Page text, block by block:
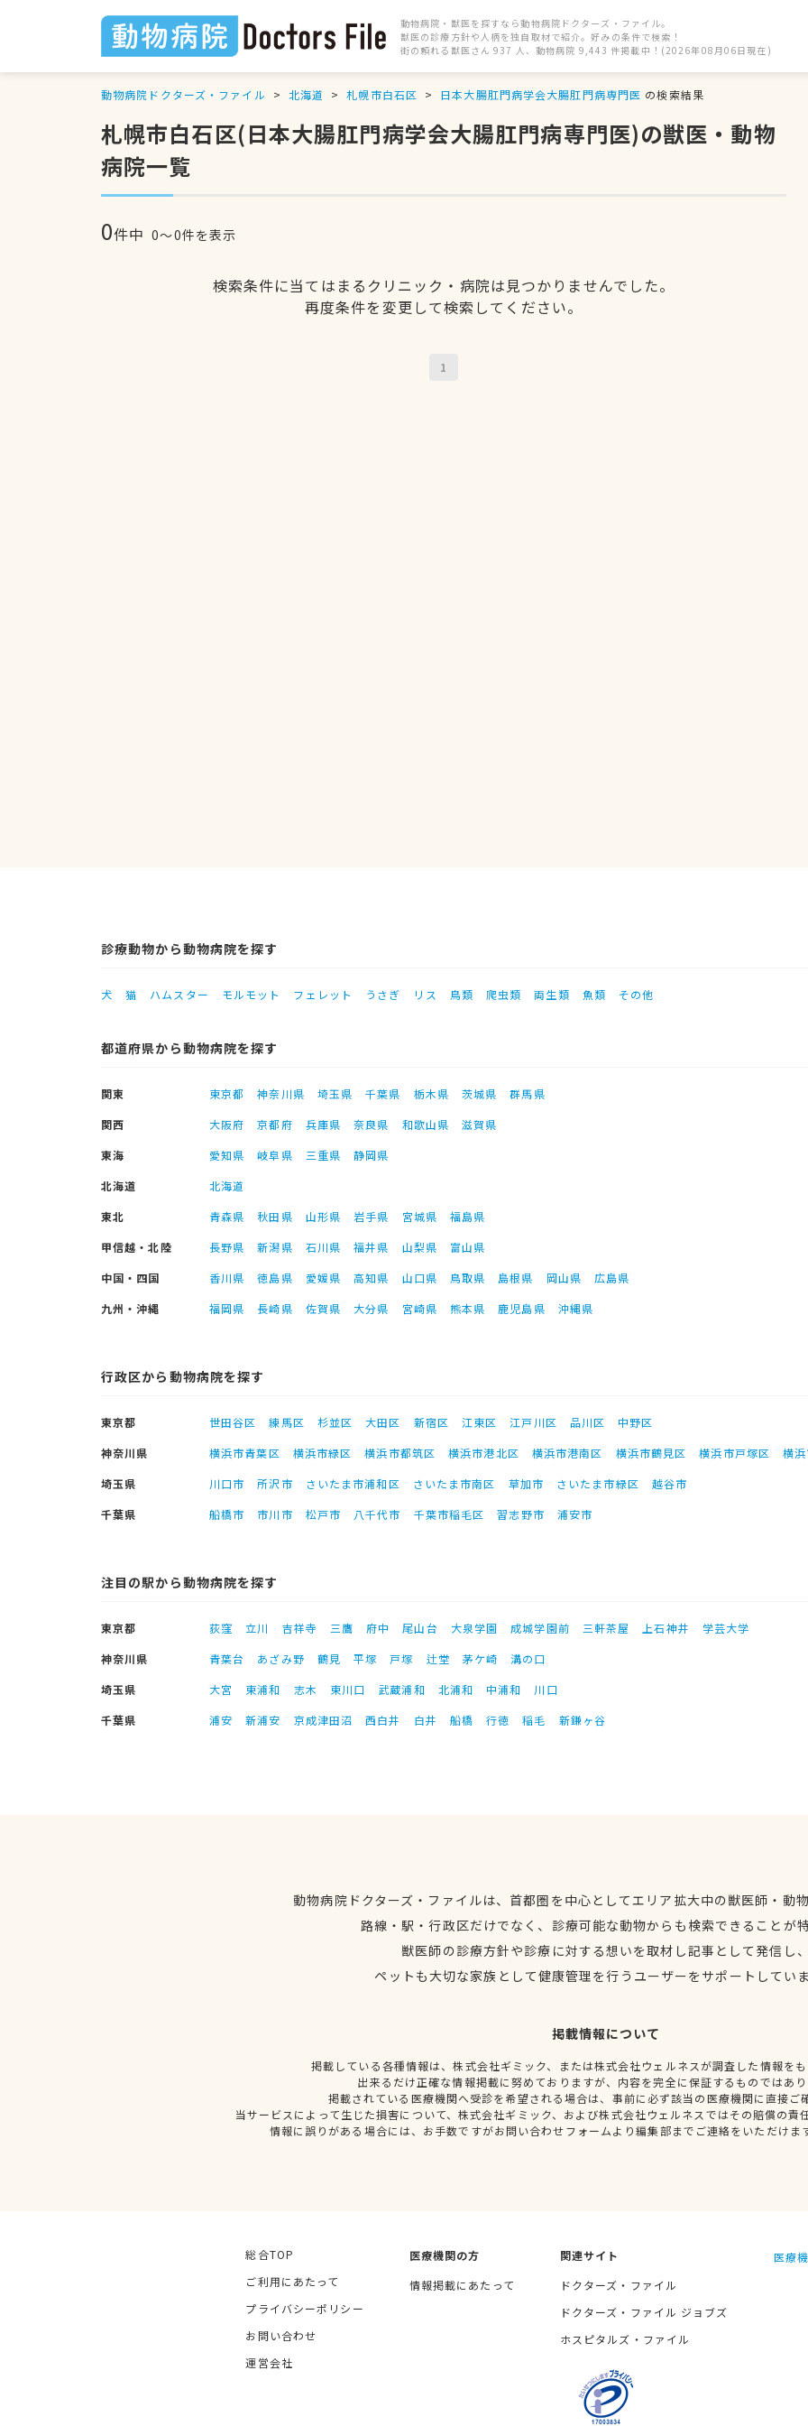
動物病院・獣医を探すなら動物病院ドクターズ・ファイル。
獣医の診療方針や人柄を独自取材で紹介。好みの条件で検索！
街の頼れる獣医さん 937 人、動物病院 9,443 件掲載中！(2026年08月06日現在)
動物病院ドクターズ・ファイル 北海道 札幌市白石区 日本大腸肛門病学会大腸肛門病専門医 の検索結果
札幌市白石区(日本大腸肛門病学会大腸肛門病専門医)の獣医・動物
病院一覧
0件中 0〜0件を表示
検索条件に当てはまるクリニック・病院は見つかりませんでした。
再度条件を変更して検索してください。
1
診療動物から動物病院を探す
犬 猫 ハムスター モルモット フェレット うさぎ リス 鳥類 爬虫類 両生類 魚類 その他
都道府県から動物病院を探す
関東 東京都 神奈川県 埼玉県 千葉県 栃木県 茨城県
群馬県
関西
大阪府 京都府 兵庫県 奈良県 和歌山県
滋賀県
東海
愛知県 岐阜県 三重県
静岡県
北海道
北海道
東北
青森県 秋田県 山形県 岩手県 宮城県
福島県
甲信越・北陸
長野県 新潟県 石川県 福井県 山梨県
富山県
中国・四国
香川県 徳島県 愛媛県 高知県 山口県 鳥取県 島根県 岡山県
広島県
九州・沖縄
福岡県 長崎県 佐賀県 大分県 宮崎県 熊本県 鹿児島県 沖縄県
行政区から動物病院を探す
東京都 世田谷区 練馬区 杉並区 大田区 新宿区 江東区 江戸川区 品川区
中野区
神奈川県
横浜市青葉区 横浜市緑区 横浜市都筑区 横浜市港北区 横浜市港南区 横浜市鶴見区 横浜市戸塚区
横
埼玉県
川口市 所沢市 さいたま市浦和区 さいたま市南区 草加市 さいたま市緑区
越谷市
千葉県
船橋市 市川市 松戸市 八千代市 千葉市稲毛区 習志野市 浦安市
注目の駅から動物病院を探す
東京都 荻窪 立川 吉祥寺 三鷹 府中 尾山台 大泉学園 成城学園前 三軒茶屋 上石神井
学芸大学
神奈川県
青葉台 あざみ野 鶴見 平塚 戸塚 辻堂 茅ケ崎
溝の口
埼玉県
大宮 東浦和 志木 東川口 武蔵浦和 北浦和 中浦和
川口
千葉県
浦安 新浦安 京成津田沼 西白井 白井 船橋 行徳 稲毛 新鎌ヶ谷
動物病院ドクターズ・ファイルは、首都圏を中心としてエリア拡大中の獣医師・動
路線・駅・行政区だけでなく、診療可能な動物からも検索できることが
獣医師の診療方針や診療に対する想いを取材し記事として発信し
ペットも大切な家族として健康管理を行うユーザーをサポートしてい
掲載情報について
掲載している各種情報は、株式会社ギミック、または株式会社ウェルネスが調査した情報を
出来るだけ正確な情報掲載に努めておりますが、内容を完全に保証するものではあ
掲載されている医療機関へ受診を希望される場合は、事前に必ず該当の医療機関に直接ご
当サービスによって生じた損害について、株式会社ギミック、および株式会社ウェルネスではその賠償の責
情報に誤りがある場合には、お手数ですがお問い合わせフォームより編集部までご連絡をいただけま
総合TOP
ご利用にあたって
プライバシーポリシー
お問い合わせ
運営会社
医療機関の方
情報掲載にあたって
関連サイト
ドクターズ・ファイル
ドクターズ・ファイル ジョブズ
ホスピタルズ・ファイル
医療